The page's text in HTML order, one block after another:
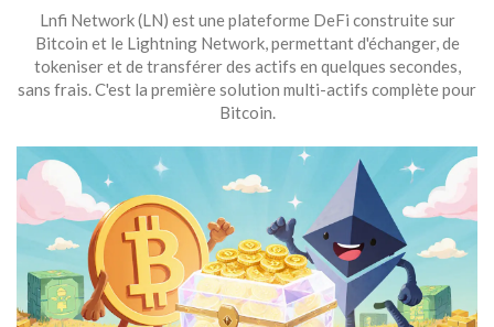
Lnfi Network (LN) est une plateforme DeFi construite sur
Bitcoin et le Lightning Network, permettant d'échanger, de
tokeniser et de transférer des actifs en quelques secondes,
sans frais. C'est la première solution multi-actifs complète pour
Bitcoin.